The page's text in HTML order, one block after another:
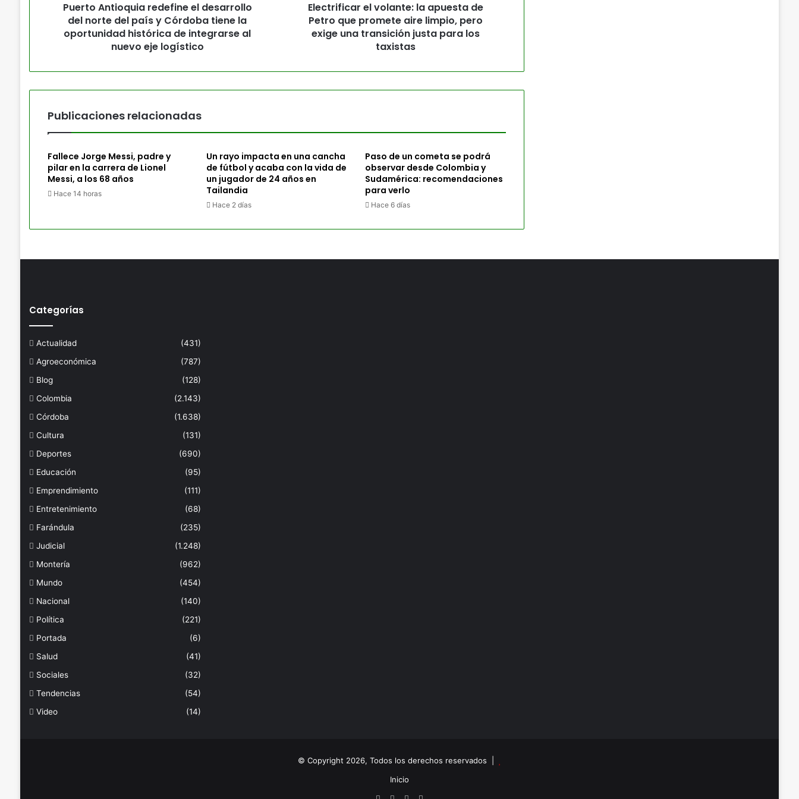
Puerto Antioquia redefine el desarrollo
del norte del país y Córdoba tiene la
oportunidad histórica de integrarse al
nuevo eje logístico
Electrificar el volante: la apuesta de
Petro que promete aire limpio, pero
exige una transición justa para los
taxistas
Publicaciones relacionadas
Fallece Jorge Messi, padre y
pilar en la carrera de Lionel
Messi, a los 68 años
Hace 14 horas
Un rayo impacta en una cancha
de fútbol y acaba con la vida de
un jugador de 24 años en
Tailandia
Hace 2 días
Paso de un cometa se podrá
observar desde Colombia y
Sudamérica: recomendaciones
para verlo
Hace 6 días
Categorías
Actualidad
(431)
Agroeconómica
(787)
Blog
(128)
Colombia
(2.143)
Córdoba
(1.638)
Cultura
(131)
Deportes
(690)
Educación
(95)
Emprendimiento
(111)
Entretenimiento
(68)
Farándula
(235)
Judicial
(1.248)
Montería
(962)
Mundo
(454)
Nacional
(140)
Política
(221)
Portada
(6)
Salud
(41)
Sociales
(32)
Tendencias
(54)
Video
(14)
© Copyright 2026, Todos los derechos reservados |
Inicio